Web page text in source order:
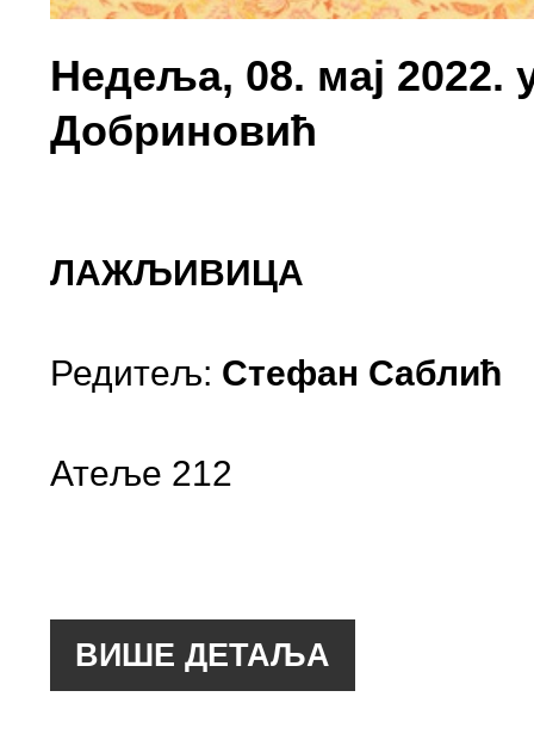
Недеља, 08. мај 2022.
Добриновић
ЛАЖЉИВИЦА
Редитељ: Стефан Саблић
Атеље 212